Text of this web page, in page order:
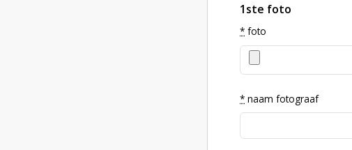
1ste foto
* foto
* naam fotograaf